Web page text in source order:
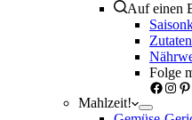
Auf einen
Zutaten
Folge
Mahlzeit!